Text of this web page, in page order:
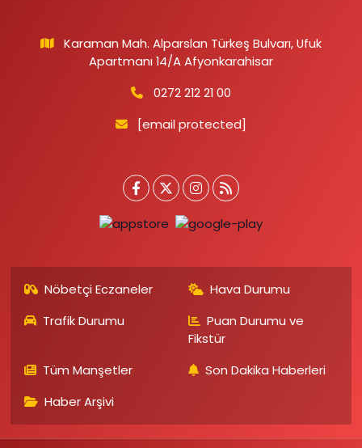
Karaman Mah. Alparslan Türkeş Bulvarı, Ufuk
Apartmanı 14/A Afyonkarahisar
0272 212 21 00
[email protected]
Nöbetçi Eczaneler
Hava Durumu
Trafik Durumu
Puan Durumu ve
Fikstür
Tüm Manşetler
Son Dakika Haberleri
Haber Arşivi